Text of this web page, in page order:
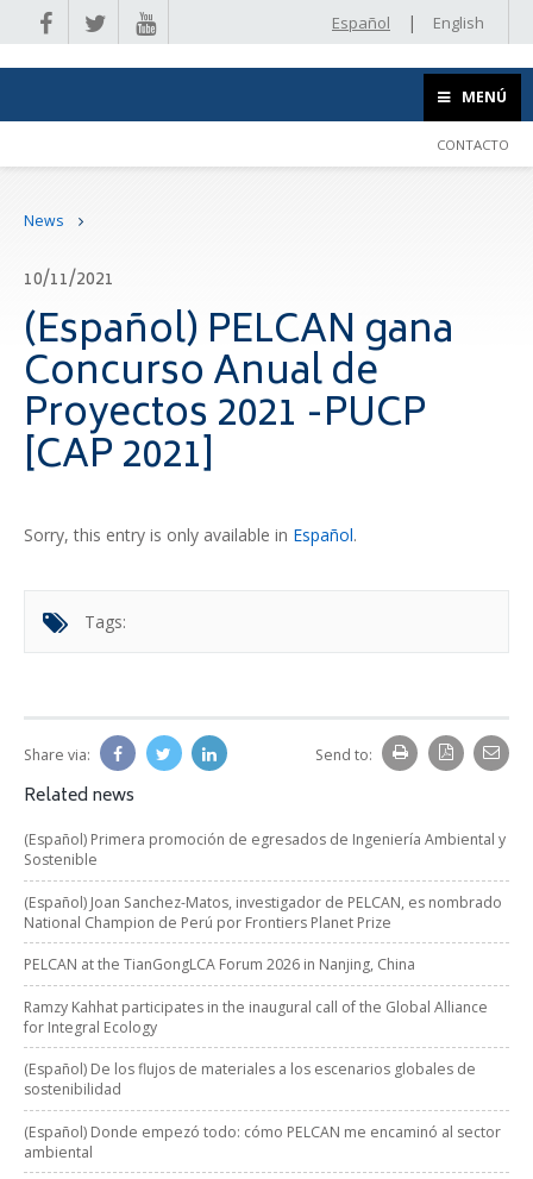
Español | English
MENÚ
CONTACTO
News
10/11/2021
(Español) PELCAN gana
Concurso Anual de
Proyectos 2021 -PUCP
[CAP 2021]
Sorry, this entry is only available in Español.
Tags:
Share via: Send to:
Related news
(Español) Primera promoción de egresados de Ingeniería Ambiental y
Sostenible
(Español) Joan Sanchez-Matos, investigador de PELCAN, es nombrado
National Champion de Perú por Frontiers Planet Prize
PELCAN at the TianGongLCA Forum 2026 in Nanjing, China
Ramzy Kahhat participates in the inaugural call of the Global Alliance
for Integral Ecology
(Español) De los flujos de materiales a los escenarios globales de
sostenibilidad
(Español) Donde empezó todo: cómo PELCAN me encaminó al sector
ambiental